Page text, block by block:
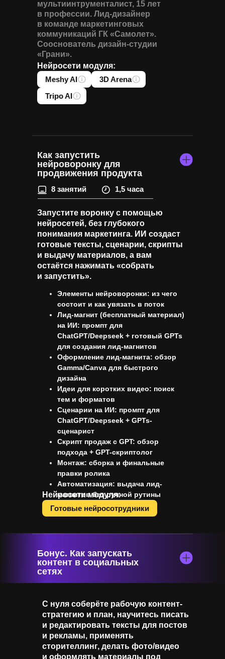
мультиинтрументалист, 15 лет
в профессии. Лид-дизайнер
в команде маркетинговых
коммуникаций ГК «Самолет».
Сооснователь дизайн-студии
«Грани».
Нейросети модуля:
Meshy AI
3D Arena
Tripo AI
Как запустить
нейроворонку для
продвижения продукта
1,5 часа
8 занятий
Запустите воронку с помощью
нейросетей, без глубокого
понимания маркетинга. ИИ создаст
готовые тексты, сценарии, скрипты
и выдачу материалов, а вам
остаётся нажимать «собрать
и запустить».
Элементы нейроворонки: из чего
состоит и как увязать в поток
Лид-магнит (бесплатный материал)
на ИИ: промпт для
ChatGPT/Deepseek + готовый GPTs
для создания лид-магнитов
Оформление лид-магнита: обзор
Gamma/Canva для быстрого
дизайна
Идеи для коротких видео: поиск
тем и форматов
Сценарии на ИИ: промпт для
ChatGPT/Deepseek + GPTs-
сценарист
Скрипт продаж с GPT: обзор
подхода + GPT-скриптолог
Монтаж: сборка и финальные
правки ролика
Автоматизация: выдача лид-
магнитов без ручной рутины
Нейросети модуля:
Готовые нейросотрудники
Бонус. Как запускать
контент в социальных
сетях
С нуля соберёте рабочую контент-
стратегию и план, научитесь писать
и редактировать тексты для постов
и рекламы, применять
сторителлинг, делать фото/видео
и оформлять материалы под